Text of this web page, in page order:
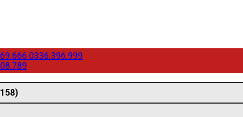
0336.396.999